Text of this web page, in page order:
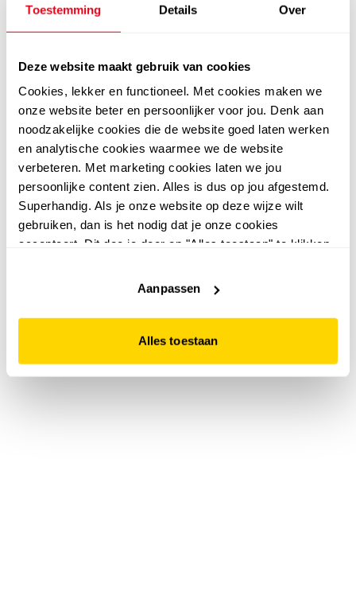
Toestemming Details Over
Deze website maakt gebruik van cookies
Cookies, lekker en functioneel. Met cookies maken we
onze website beter en persoonlijker voor jou. Denk aan
noodzakelijke cookies die de website goed laten werken
en analytische cookies waarmee we de website
verbeteren. Met marketing cookies laten we jou
persoonlijke content zien. Alles is dus op jou afgestemd.
Superhandig. Als je onze website op deze wijze wilt
gebruiken, dan is het nodig dat je onze cookies
accepteert. Dit doe je door op "Alles toestaan" te klikken.
website niet optimaal functioneert.
Aanpassen
Alles toestaan